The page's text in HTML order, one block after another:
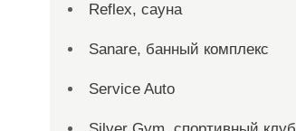
Reflex, сауна
Sanare, банный комплекс
Service Auto